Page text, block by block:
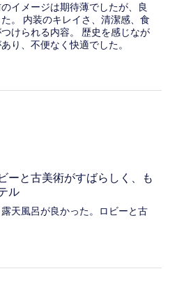
イメージは期待薄でしたが、良
。 内装のキレイさ、清潔感、食
けられる内容。 歴史を感じなが
り、不便なく快適でした。
ーと古美術がすばらしく、も
ル
天風呂が良かった。ロビーと古